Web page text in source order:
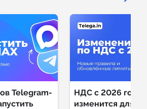
Telegram-
НДС с 2026 года:
изменится для